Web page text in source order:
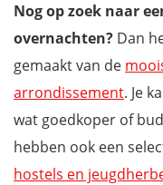
Nog op zoek naar
overnachten? Dan
gemaakt van de
arrondissement. Je
wat goedkoper of
hebben ook een
hostels en